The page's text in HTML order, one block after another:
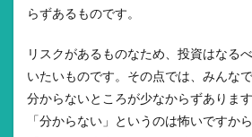
らずあるものです。
リスクがあるものなため、投資はなる
いたいものです。その点では、みんな
分からないところが少なからずありま
「分からない」というのは怖いですか